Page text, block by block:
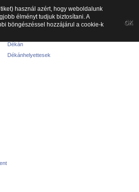
Dékán
Dékánhelyettesek
használ azért, hogy weboldalunk
élményt tudjuk biztosítani. A
böngészéssel hozzájárul a cookie-k
OK